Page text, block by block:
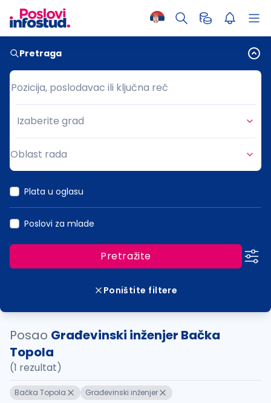
Pretraga
Pozicija, poslodavac ili ključna reč
Pozicija, poslodavac ili ključna reč
Grad
Izaberite grad
Oblast rada
Plata u oglasu
Poslovi za mlade
Pretražite
Poništite filtere
Posao Građevinski inženjer Bačka
Topola
(1 rezultat)
Bačka Topola Građevinski inženjer